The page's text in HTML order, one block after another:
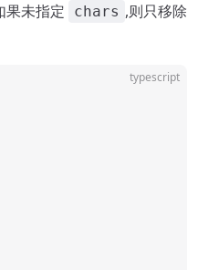
果未指定 chars ,则只移除
typescript